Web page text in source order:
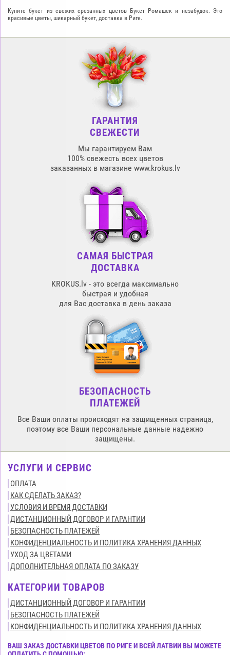
Купите букет из свежих срезанных цветов Букет Ромашек и незабудок. Это
красивые цветы, шикарный букет, доставка в Риге.
ГАРАНТИЯ
СВЕЖЕСТИ
Мы гарантируем Вам
100% свежесть всех цветов
заказанных в магазине www.krokus.lv
САМАЯ БЫСТРАЯ
ДОСТАВКА
KROKUS.lv - это всегда максимально
быстрая и удобная
для Вас доставка в день заказа
БЕЗОПАСНОСТЬ
ПЛАТЕЖЕЙ
Все Ваши оплаты происходят на защищенных страница,
поэтому все Ваши персональные данные надежно
защищены.
УСЛУГИ И СЕРВИС
ОПЛАТА
КАК СДЕЛАТЬ ЗАКАЗ?
УСЛОВИЯ И ВРЕМЯ ДОСТАВКИ
ДИСТАНЦИОННЫЙ ДОГОВОР И ГАРАНТИИ
БЕЗОПАСНОСТЬ ПЛАТЕЖЕЙ
КОНФИДЕНЦИАЛЬНОСТЬ И ПОЛИТИКА ХРАНЕНИЯ ДАННЫХ
УХОД ЗА ЦВЕТАМИ
ДОПОЛНИТЕЛЬНАЯ ОПЛАТА ПО ЗАКАЗУ
КАТЕГОРИИ ТОВАРОВ
ДИСТАНЦИОННЫЙ ДОГОВОР И ГАРАНТИИ
БЕЗОПАСНОСТЬ ПЛАТЕЖЕЙ
КОНФИДЕНЦИАЛЬНОСТЬ И ПОЛИТИКА ХРАНЕНИЯ ДАННЫХ
ВАШ ЗАКАЗ ДОСТАВКИ ЦВЕТОВ ПО РИГЕ И ВСЕЙ ЛАТВИИ ВЫ МОЖЕТЕ